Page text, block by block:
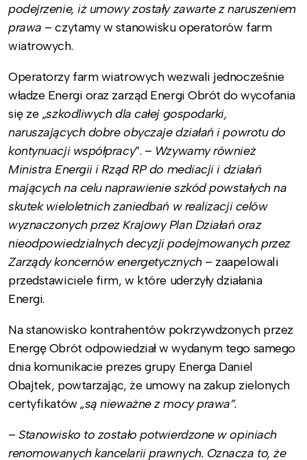
podejrzenie, iż umowy zostały zawarte z naruszeniem
prawa – czytamy w stanowisku operatorów farm
wiatrowych.
Operatorzy farm wiatrowych wezwali jednocześnie
władze Energi oraz zarząd Energi Obrót do wycofania
się ze „szkodliwych dla całej gospodarki,
naruszających dobre obyczaje działań i powrotu do
kontynuacji współpracy”. – Wzywamy również
Ministra Energii i Rząd RP do mediacji i działań
mających na celu naprawienie szkód powstałych na
skutek wieloletnich zaniedbań w realizacji celów
wyznaczonych przez Krajowy Plan Działań oraz
nieodpowiedzialnych decyzji podejmowanych przez
Zarządy koncernów energetycznych – zaapelowali
przedstawiciele firm, w które uderzyły działania
Energi.
Na stanowisko kontrahentów pokrzywdzonych przez
Energę Obrót odpowiedział w wydanym tego samego
dnia komunikacie prezes grupy Energa Daniel
Obajtek, powtarzając, że umowy na zakup zielonych
certyfikatów „są nieważne z mocy prawa”.
–Stanowisko to zostało potwierdzone w opiniach
renomowanych kancelarii prawnych. Oznacza to, że